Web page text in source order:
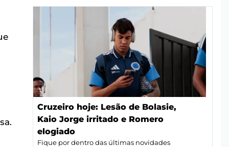
Cruzeiro hoje: Lesão de Bolasie,
Kaio Jorge irritado e Romero
elogiado
Fique por dentro das últimas novidades